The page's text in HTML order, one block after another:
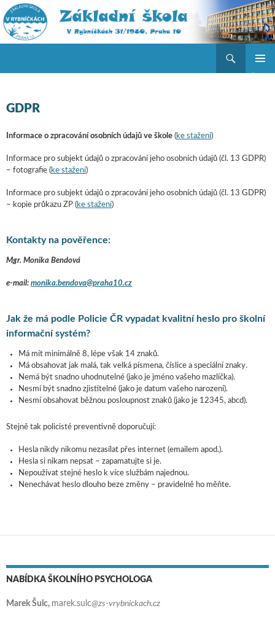
GDPR
Informace o zpracování osobních údajů ve škole (ke stažení)
Informace pro subjekt údajů o zpracování jeho osobních údajů (čl. 13 GDPR)
– fotografie (ke stažení)
Informace pro subjekt údajů o zpracování jeho osobních údajů (čl. 13 GDPR)
– kopie průkazu ZP (ke stažení)
Kontakty na pověřence:
Mgr. Monika Bendová
e-mail: monika.bendova@praha10.cz
Jak že má podle Policie ČR vypadat kvalitní heslo pro školní
informační systém?
Má mít minimálně 8, lépe však 14 znaků.
Má obsahovat jak malá, tak velká písmena, číslice a speciální znaky.
Nemá být snadno uhodnutelné (jako je jméno vašeho mazlíčka).
Nesmí být snadno zjistitelné (jako je datum vašeho narození).
Nesmí obsahovat běžnou posloupnost znaků (jako je 12345, abcd).
Stejně tak policisté preventivně doporučují:
Hesla nikdy nikomu nezasílat přes internet (emailem apod.).
Hesla si nikam nepsat – zapamatujte si je.
Nepoužívat stejné heslo k více službám najednou.
Nenechávat heslo dlouho beze změny – pravidelně ho měňte.
NABÍDKA ŠKOLNÍHO PSYCHOLOGA
Marek Šulc, marek.sulc@zs-vrybnickach.cz